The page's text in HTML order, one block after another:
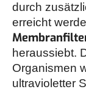
durch
erreicht
heraussiebt.
Organismen
ultravioletter